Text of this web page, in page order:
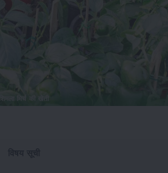
शिमला मिर्च की खेती